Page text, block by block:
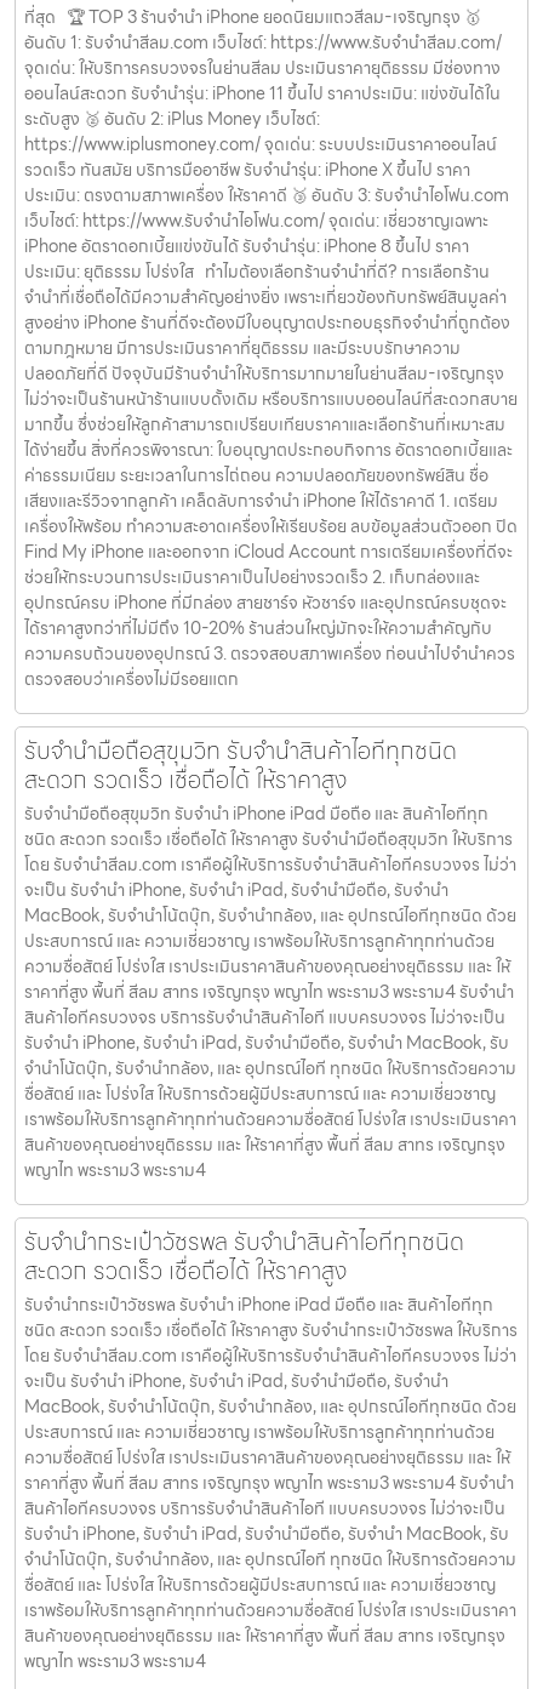
ที่สุด 🏆 TOP 3 ร้านจำนำ iPhone ยอดนิยมแถวสีลม-เจริญกรุง 🥇
อันดับ 1: รับจำนำสีลม.com เว็บไซต์: https://www.รับจํานําสีลม.com/
จุดเด่น: ให้บริการครบวงจรในย่านสีลม ประเมินราคายุติธรรม มีช่องทาง
ออนไลน์สะดวก รับจำนำรุ่น: iPhone 11 ขึ้นไป ราคาประเมิน: แข่งขันได้ใน
ระดับสูง 🥈 อันดับ 2: iPlus Money เว็บไซต์:
https://www.iplusmoney.com/ จุดเด่น: ระบบประเมินราคาออนไลน์
รวดเร็ว ทันสมัย บริการมืออาชีพ รับจำนำรุ่น: iPhone X ขึ้นไป ราคา
ประเมิน: ตรงตามสภาพเครื่อง ให้ราคาดี 🥉 อันดับ 3: รับจำนำไอโฟน.com
เว็บไซต์: https://www.รับจํานําไอโฟน.com/ จุดเด่น: เชี่ยวชาญเฉพาะ
iPhone อัตราดอกเบี้ยแข่งขันได้ รับจำนำรุ่น: iPhone 8 ขึ้นไป ราคา
ประเมิน: ยุติธรรม โปร่งใส ทำไมต้องเลือกร้านจำนำที่ดี? การเลือกร้าน
จำนำที่เชื่อถือได้มีความสำคัญอย่างยิ่ง เพราะเกี่ยวข้องกับทรัพย์สินมูลค่า
สูงอย่าง iPhone ร้านที่ดีจะต้องมีใบอนุญาตประกอบธุรกิจจำนำที่ถูกต้อง
ตามกฎหมาย มีการประเมินราคาที่ยุติธรรม และมีระบบรักษาความ
ปลอดภัยที่ดี ปัจจุบันมีร้านจำนำให้บริการมากมายในย่านสีลม-เจริญกรุง
ไม่ว่าจะเป็นร้านหน้าร้านแบบดั้งเดิม หรือบริการแบบออนไลน์ที่สะดวกสบาย
มากขึ้น ซึ่งช่วยให้ลูกค้าสามารถเปรียบเทียบราคาและเลือกร้านที่เหมาะสม
ได้ง่ายขึ้น สิ่งที่ควรพิจารณา: ใบอนุญาตประกอบกิจการ อัตราดอกเบี้ยและ
ค่าธรรมเนียม ระยะเวลาในการไถ่ถอน ความปลอดภัยของทรัพย์สิน ชื่อ
เสียงและรีวิวจากลูกค้า เคล็ดลับการจำนำ iPhone ให้ได้ราคาดี 1. เตรียม
เครื่องให้พร้อม ทำความสะอาดเครื่องให้เรียบร้อย ลบข้อมูลส่วนตัวออก ปิด
Find My iPhone และออกจาก iCloud Account การเตรียมเครื่องที่ดีจะ
ช่วยให้กระบวนการประเมินราคาเป็นไปอย่างรวดเร็ว 2. เก็บกล่องและ
อุปกรณ์ครบ iPhone ที่มีกล่อง สายชาร์จ หัวชาร์จ และอุปกรณ์ครบชุดจะ
ได้ราคาสูงกว่าที่ไม่มีถึง 10-20% ร้านส่วนใหญ่มักจะให้ความสำคัญกับ
ความครบถ้วนของอุปกรณ์ 3. ตรวจสอบสภาพเครื่อง ก่อนนำไปจำนำควร
ตรวจสอบว่าเครื่องไม่มีรอยแตก
รับจำนำมือถือสุขุมวิท รับจำนำสินค้าไอทีทุกชนิด
สะดวก รวดเร็ว เชื่อถือได้ ให้ราคาสูง
รับจำนำมือถือสุขุมวิท รับจำนำ iPhone iPad มือถือ และ สินค้าไอทีทุก
ชนิด สะดวก รวดเร็ว เชื่อถือได้ ให้ราคาสูง รับจำนำมือถือสุขุมวิท ให้บริการ
โดย รับจํานําสีลม.com เราคือผู้ให้บริการรับจำนำสินค้าไอทีครบวงจร ไม่ว่า
จะเป็น รับจำนำ iPhone, รับจำนำ iPad, รับจำนำมือถือ, รับจำนำ
MacBook, รับจำนำโน้ตบุ๊ก, รับจำนำกล้อง, และ อุปกรณ์ไอทีทุกชนิด ด้วย
ประสบการณ์ และ ความเชี่ยวชาญ เราพร้อมให้บริการลูกค้าทุกท่านด้วย
ความซื่อสัตย์ โปร่งใส เราประเมินราคาสินค้าของคุณอย่างยุติธรรม และ ให้
ราคาที่สูง พื้นที่ สีลม สาทร เจริญกรุง พญาไท พระราม3 พระราม4 รับจำนำ
สินค้าไอทีครบวงจร บริการรับจำนำสินค้าไอที แบบครบวงจร ไม่ว่าจะเป็น
รับจำนำ iPhone, รับจำนำ iPad, รับจำนำมือถือ, รับจำนำ MacBook, รับ
จำนำโน้ตบุ๊ก, รับจำนำกล้อง, และ อุปกรณ์ไอที ทุกชนิด ให้บริการด้วยความ
ซื่อสัตย์ และ โปร่งใส ให้บริการด้วยผู้มีประสบการณ์ และ ความเชี่ยวชาญ
เราพร้อมให้บริการลูกค้าทุกท่านด้วยความซื่อสัตย์ โปร่งใส เราประเมินราคา
สินค้าของคุณอย่างยุติธรรม และ ให้ราคาที่สูง พื้นที่ สีลม สาทร เจริญกรุง
พญาไท พระราม3 พระราม4
รับจำนำกระเป๋าวัชรพล รับจำนำสินค้าไอทีทุกชนิด
สะดวก รวดเร็ว เชื่อถือได้ ให้ราคาสูง
รับจำนำกระเป๋าวัชรพล รับจำนำ iPhone iPad มือถือ และ สินค้าไอทีทุก
ชนิด สะดวก รวดเร็ว เชื่อถือได้ ให้ราคาสูง รับจำนำกระเป๋าวัชรพล ให้บริการ
โดย รับจํานําสีลม.com เราคือผู้ให้บริการรับจำนำสินค้าไอทีครบวงจร ไม่ว่า
จะเป็น รับจำนำ iPhone, รับจำนำ iPad, รับจำนำมือถือ, รับจำนำ
MacBook, รับจำนำโน้ตบุ๊ก, รับจำนำกล้อง, และ อุปกรณ์ไอทีทุกชนิด ด้วย
ประสบการณ์ และ ความเชี่ยวชาญ เราพร้อมให้บริการลูกค้าทุกท่านด้วย
ความซื่อสัตย์ โปร่งใส เราประเมินราคาสินค้าของคุณอย่างยุติธรรม และ ให้
ราคาที่สูง พื้นที่ สีลม สาทร เจริญกรุง พญาไท พระราม3 พระราม4 รับจำนำ
สินค้าไอทีครบวงจร บริการรับจำนำสินค้าไอที แบบครบวงจร ไม่ว่าจะเป็น
รับจำนำ iPhone, รับจำนำ iPad, รับจำนำมือถือ, รับจำนำ MacBook, รับ
จำนำโน้ตบุ๊ก, รับจำนำกล้อง, และ อุปกรณ์ไอที ทุกชนิด ให้บริการด้วยความ
ซื่อสัตย์ และ โปร่งใส ให้บริการด้วยผู้มีประสบการณ์ และ ความเชี่ยวชาญ
เราพร้อมให้บริการลูกค้าทุกท่านด้วยความซื่อสัตย์ โปร่งใส เราประเมินราคา
สินค้าของคุณอย่างยุติธรรม และ ให้ราคาที่สูง พื้นที่ สีลม สาทร เจริญกรุง
พญาไท พระราม3 พระราม4